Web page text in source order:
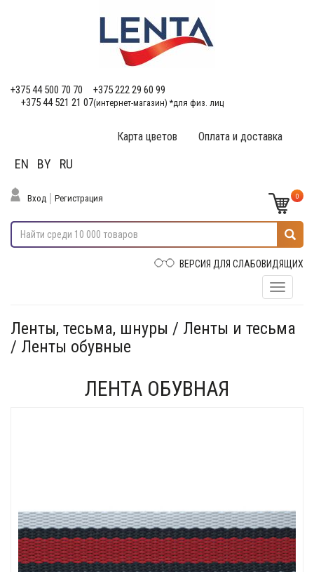
+375 44 500 70 70
+375 222 29 60 99
+375 44 521 21 07(интернет-магазин) *для физ. лиц
Оплата и доставка
Карта цветов
EN BY RU
Вход Регистрация 0
ВЕРСИЯ ДЛЯ СЛАБОВИДЯЩИХ
Ленты, тесьма, шнуры / Ленты и тесьма
/ Ленты обувные
ЛЕНТА ОБУВНАЯ